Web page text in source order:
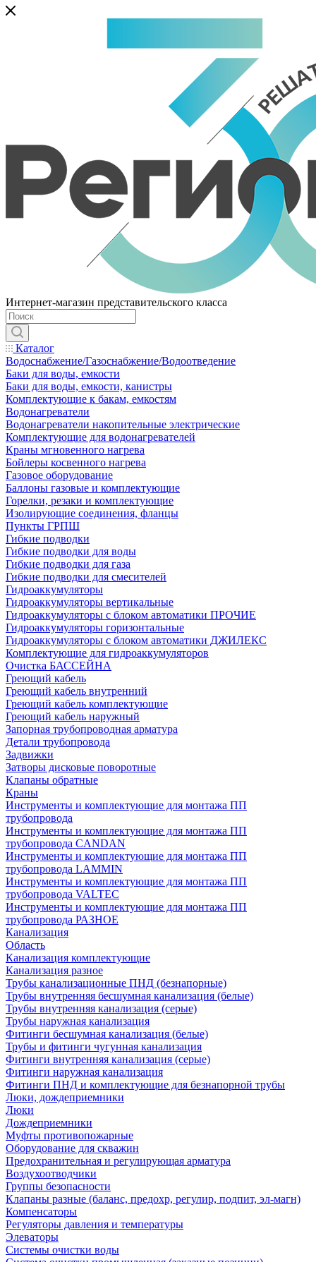
Интернет-магазин представительского класса
Каталог
Водоснабжение/Газоснабжение/Водоотведение
Баки для воды, емкости
Баки для воды, емкости, канистры
Комплектующие к бакам, емкостям
Водонагреватели
Водонагреватели накопительные электрические
Комплектующие для водонагревателей
Краны мгновенного нагрева
Бойлеры косвенного нагрева
Газовое оборудование
Баллоны газовые и комплектующие
Горелки, резаки и комплектующие
Изолирующие соединения, фланцы
Пункты ГРПШ
Гибкие подводки
Гибкие подводки для воды
Гибкие подводки для газа
Гибкие подводки для смесителей
Гидроаккумуляторы
Гидроаккумуляторы вертикальные
Гидроаккумуляторы с блоком автоматики ПРОЧИЕ
Гидроаккумуляторы горизонтальные
Гидроаккумуляторы с блоком автоматики ДЖИЛЕКС
Комплектующие для гидроаккумуляторов
Очистка БАССЕЙНА
Греющий кабель
Греющий кабель внутренний
Греющий кабель комплектующие
Греющий кабель наружный
Запорная трубопроводная арматура
Детали трубопровода
Задвижки
Затворы дисковые поворотные
Клапаны обратные
Краны
Инструменты и комплектующие для монтажа ПП
трубопровода
Инструменты и комплектующие для монтажа ПП
трубопровода CANDAN
Инструменты и комплектующие для монтажа ПП
трубопровода LAMMIN
Инструменты и комплектующие для монтажа ПП
трубопровода VALTEC
Инструменты и комплектующие для монтажа ПП
трубопровода РАЗНОЕ
Канализация
Область
Канализация комплектующие
Канализация разное
Трубы канализационные ПНД (безнапорные)
Трубы внутренняя бесшумная канализация (белые)
Трубы внутренняя канализация (серые)
Трубы наружная канализация
Фитинги бесшумная канализация (белые)
Трубы и фитинги чугунная канализация
Фитинги внутренняя канализация (серые)
Фитинги наружная канализация
Фитинги ПНД и комплектующие для безнапорной трубы
Люки, дождеприемники
Люки
Дождеприемники
Муфты противопожарные
Оборудование для скважин
Предохранительная и регулирующая арматура
Воздухоотводчики
Группы безопасности
Клапаны разные (баланс, предохр, регулир, подпит, эл-магн)
Компенсаторы
Регуляторы давления и температуры
Элеваторы
Системы очистки воды